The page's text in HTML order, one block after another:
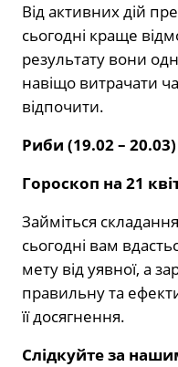
Від активних дій
сьогодні краще
результату вони
навіщо витрачати
відпочити.
Риби (19.02 – 20.03)
Гороскоп на 21
Займіться
сьогодні вам
мету від уявної, а
правильну та
її досягнення.
Слідкуйте за